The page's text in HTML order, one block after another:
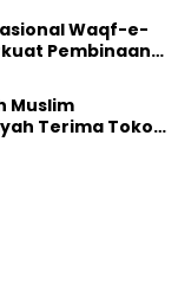
Waqf-e-
Pembinaan
Muslim
Terima Tokoh